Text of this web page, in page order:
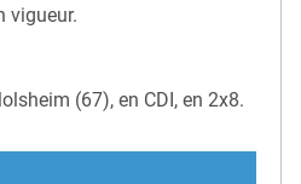
vigueur.
(67), en CDI, en 2x8.